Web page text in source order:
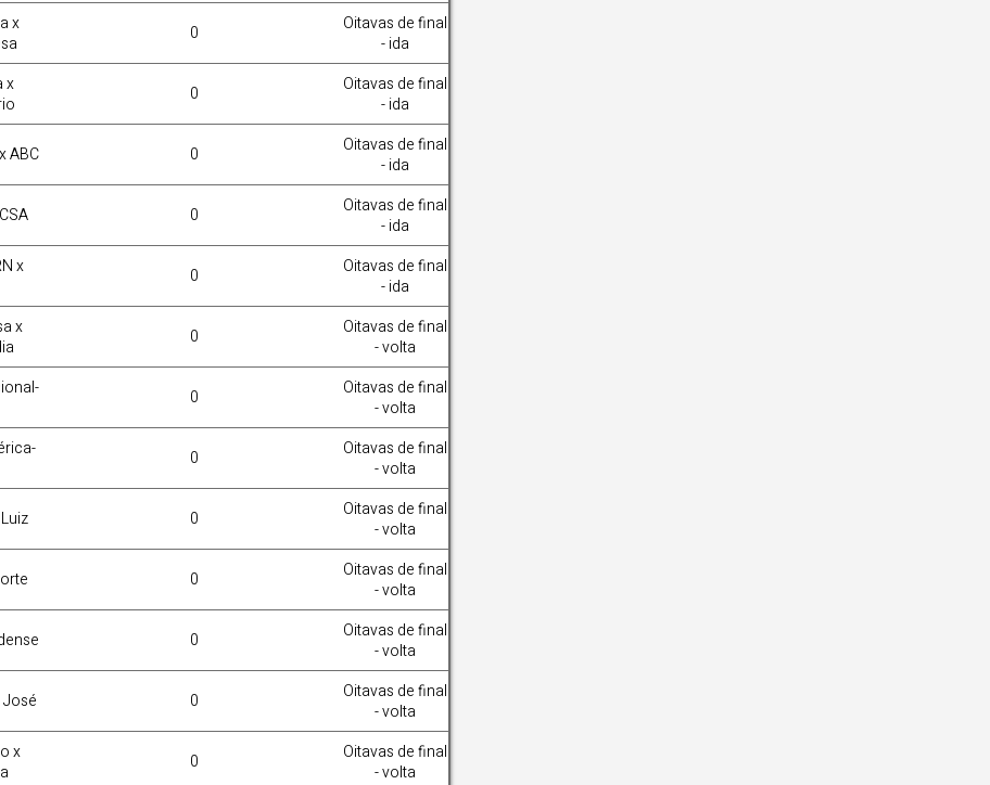
x
0
Oitavas de final
- ida
x
0
Oitavas de final
- ida
ABC 0
Oitavas de final
- ida
0
Oitavas de final
- ida
x
0
Oitavas de final
- ida
x
0
Oitavas de final
- volta
0
Oitavas de final
- volta
0
Oitavas de final
- volta
0
Oitavas de final
- volta
0
Oitavas de final
- volta
0
Oitavas de final
- volta
0
Oitavas de final
- volta
x
0
Oitavas de final
- volta